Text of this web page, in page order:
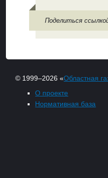
Поделиться
© 1999–2026 «Областная
О проекте
Нормативная база